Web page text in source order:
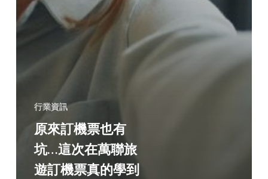
行業資訊
原來訂機票也有
坑…這次在萬聯旅
遊訂機票真的學到